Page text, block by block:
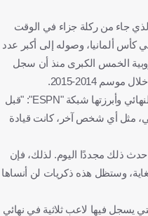
جاء من ركلة جزاء في الوقت
الضائع ليؤكد تتويج بايرن بلقبه الـ21 في كأس ألمانيا، وصوله إلى أكبر عدد
الخمس الكبرى منذ أن سجل
وقال كين خلال مقابلة أجريت معه عقب النهائي وأبرزتها شبكة "ESPN": "قبل
مثل أي شخص آخر، كانت قيادة
ذلك مجددًا اليوم. لذلك، فإن
وستظل هذه ذكريات لن أنساها
يسجل فيها لاعب ثلاثية في نهائي